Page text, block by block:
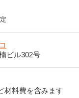
ビル302号
材料費を含みます